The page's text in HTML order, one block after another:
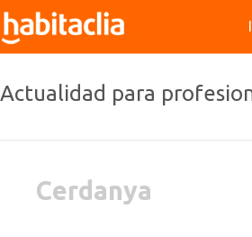
Actualidad para
Cerdanya